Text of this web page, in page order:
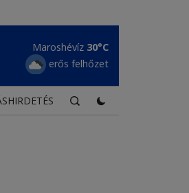
Maroshévíz 30°C
erős felhőzet